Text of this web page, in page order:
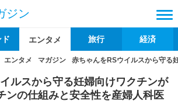
ジン
ド エンタメ 旅行 経済
エンタメ マガジン 赤ちゃんをRSウイルスから守る
ルスから守る妊婦向けワクチンが
ンの仕組みと安全性を産婦人科医